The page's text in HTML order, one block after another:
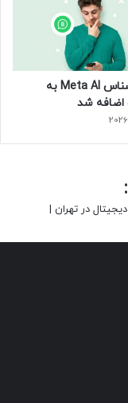
حالت ناشناس Meta AI به
شد
در تهران |